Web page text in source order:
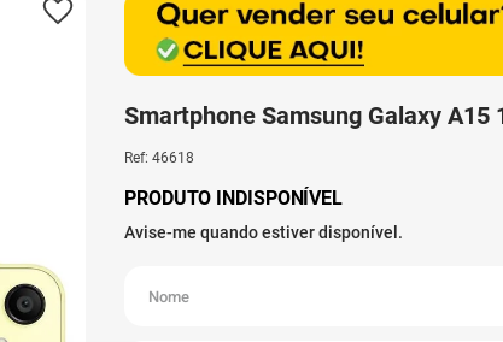
Smartphone Samsung Galaxy A15
Ref: 46618